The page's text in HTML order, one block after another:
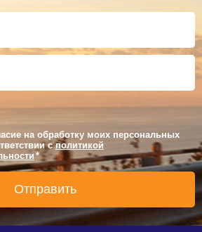
на обработку моих персональных
сполитикой
*